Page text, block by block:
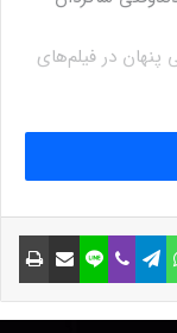
آنجلس،
را به
واتس آپ تلگرام وایبر لاین اشتراک گذاری با ایمیل